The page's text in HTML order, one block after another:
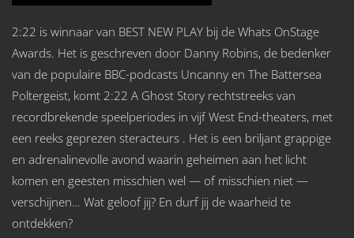
2:22 is winnaar van BEST NEW PLAY bij de Whats OnStage
Awards. Het is geschreven door Danny Robins, de bedenker
van de populaire BBC-podcasts Uncanny en The Battersea
Poltergeist, komt 2:22 A Ghost Story rechtstreeks van
recordbrekende speelperiodes in vijf West End-theaters, met
een reeks geprezen steracteurs . Het is een briljant grappige
en adrenalinevolle avond waarin geheimen aan het licht
komen en geesten misschien wel — of misschien niet —
verschijnen… Wat geloof jij? En durf jij de waarheid te
ontdekken?